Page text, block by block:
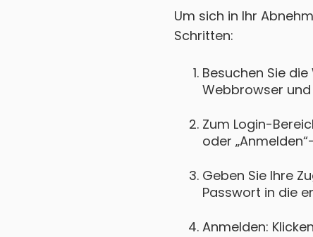
Um sich in Ihr
Schritten:
Besuchen Sie
Webbrowser
Zum Login-
oder
Geben Sie Ihre
Passwort in die
Anmelden: